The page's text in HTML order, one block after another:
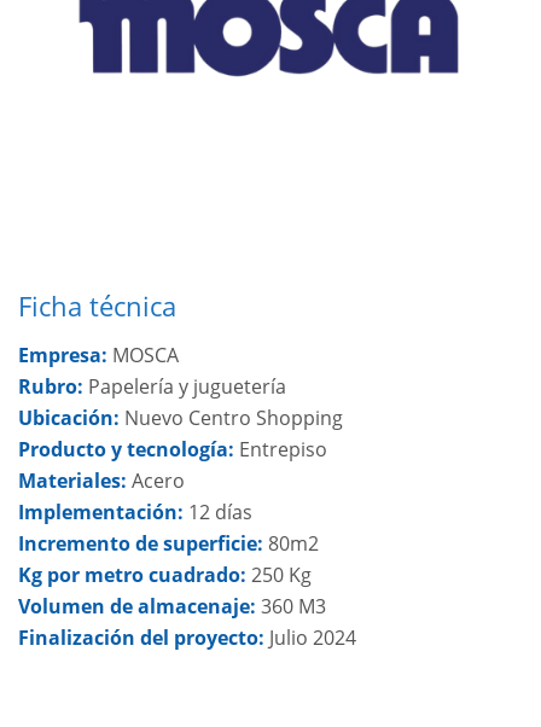
Ficha técnica
Empresa: MOSCA
Rubro: Papelería y juguetería
Ubicación: Nuevo Centro Shopping
Producto y tecnología: Entrepiso
Materiales: Acero
Implementación: 12 días
Incremento de superficie: 80m2
Kg por metro cuadrado: 250 Kg
Volumen de almacenaje: 360 M3
Finalización del proyecto: Julio 2024